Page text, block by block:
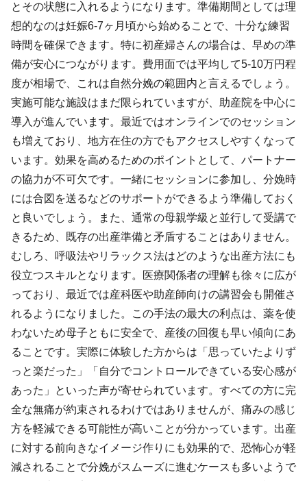
とその状態に入れるようになります。準備期間としては理
想的なのは妊娠6-7ヶ月頃から始めることで、十分な練習
時間を確保できます。特に初産婦さんの場合は、早めの準
備が安心につながります。費用面では平均して5-10万円程
度が相場で、これは自然分娩の範囲内と言えるでしょう。
実施可能な施設はまだ限られていますが、助産院を中心に
導入が進んでいます。最近ではオンラインでのセッション
も増えており、地方在住の方でもアクセスしやすくなって
います。効果を高めるためのポイントとして、パートナー
の協力が不可欠です。一緒にセッションに参加し、分娩時
には合図を送るなどのサポートができるよう準備しておく
と良いでしょう。また、通常の母親学級と並行して受講で
きるため、既存の出産準備と矛盾することはありません。
むしろ、呼吸法やリラックス法はどのような出産方法にも
役立つスキルとなります。医療関係者の理解も徐々に広が
っており、最近では産科医や助産師向けの講習会も開催さ
れるようになりました。この手法の最大の利点は、薬を使
わないため母子ともに安全で、産後の回復も早い傾向にあ
ることです。実際に体験した方からは「思っていたよりず
っと楽だった」「自分でコントロールできている安心感が
あった」といった声が寄せられています。すべての方に完
全な無痛が約束されるわけではありませんが、痛みの感じ
方を軽減できる可能性が高いことが分かっています。出産
に対する前向きなイメージ作りにも効果的で、恐怖心が軽
減されることで分娩がスムーズに進むケースも多いようで